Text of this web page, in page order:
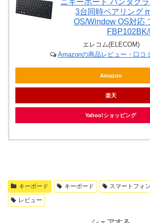
ニキーボード パンタグ
3台同時ペアリング
OS/Window OS対応
エレコム(ELECOM)
Amazonの商品レビュー・口コ
Amazon
楽天
Yahoo!ショッピング
キーボード キーボード スマートフォン
レビュー